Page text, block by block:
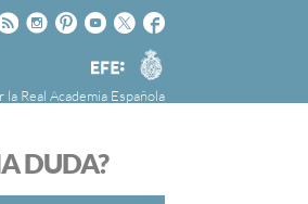
Facebook
Twitter
Youtube
Pinteres
Instagram
Agencia
EFE
la Real Academia Española
patrocinada por
DUDA?